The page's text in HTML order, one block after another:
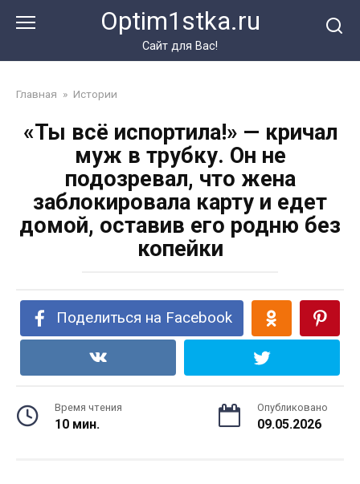
Optim1stka.ru
Сайт для Вас!
Главная » Истории
«Ты всё испортила!» — кричал
муж в трубку. Он не
подозревал, что жена
заблокировала карту и едет
домой, оставив его родню без
копейки
Поделиться на Facebook
Время чтения
10 мин.
Опубликовано
09.05.2026